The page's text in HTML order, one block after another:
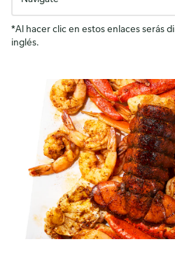
*Al hacer clic en estos enlaces serás
inglés.